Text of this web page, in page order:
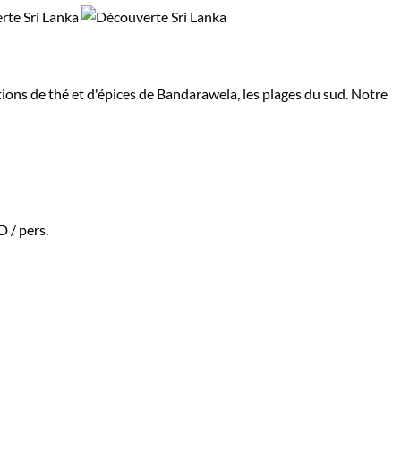
de thé et d'épices de Bandarawela, les plages du sud. Notre
/ pers.